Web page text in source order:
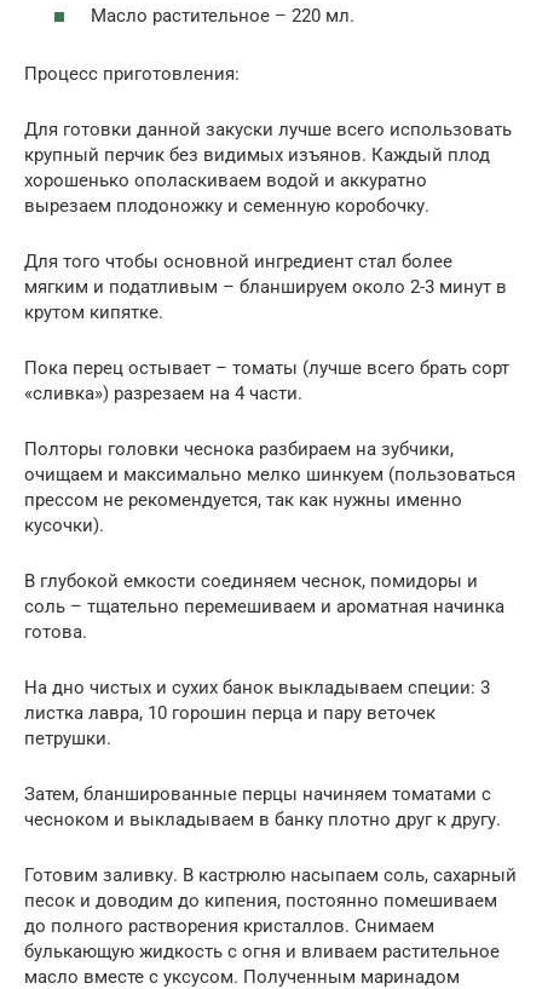
Масло растительное – 220 мл.
Процесс приготовления:
Для готовки данной закуски лучше всего использовать
крупный перчик без видимых изъянов. Каждый плод
хорошенько ополаскиваем водой и аккуратно
вырезаем плодоножку и семенную коробочку.
Для того чтобы основной ингредиент стал более
мягким и податливым – бланшируем около 2-3 минут в
крутом кипятке.
Пока перец остывает – томаты (лучше всего брать сорт
«сливка») разрезаем на 4 части.
Полторы головки чеснока разбираем на зубчики,
очищаем и максимально мелко шинкуем (пользоваться
прессом не рекомендуется, так как нужны именно
кусочки).
В глубокой емкости соединяем чеснок, помидоры и
соль – тщательно перемешиваем и ароматная начинка
готова.
На дно чистых и сухих банок выкладываем специи: 3
листка лавра, 10 горошин перца и пару веточек
петрушки.
Затем, бланшированные перцы начиняем томатами с
чесноком и выкладываем в банку плотно друг к другу.
Готовим заливку. В кастрюлю насыпаем соль, сахарный
песок и доводим до кипения, постоянно помешиваем
до полного растворения кристаллов. Снимаем
булькающую жидкость с огня и вливаем растительное
масло вместе с уксусом. Полученным маринадом